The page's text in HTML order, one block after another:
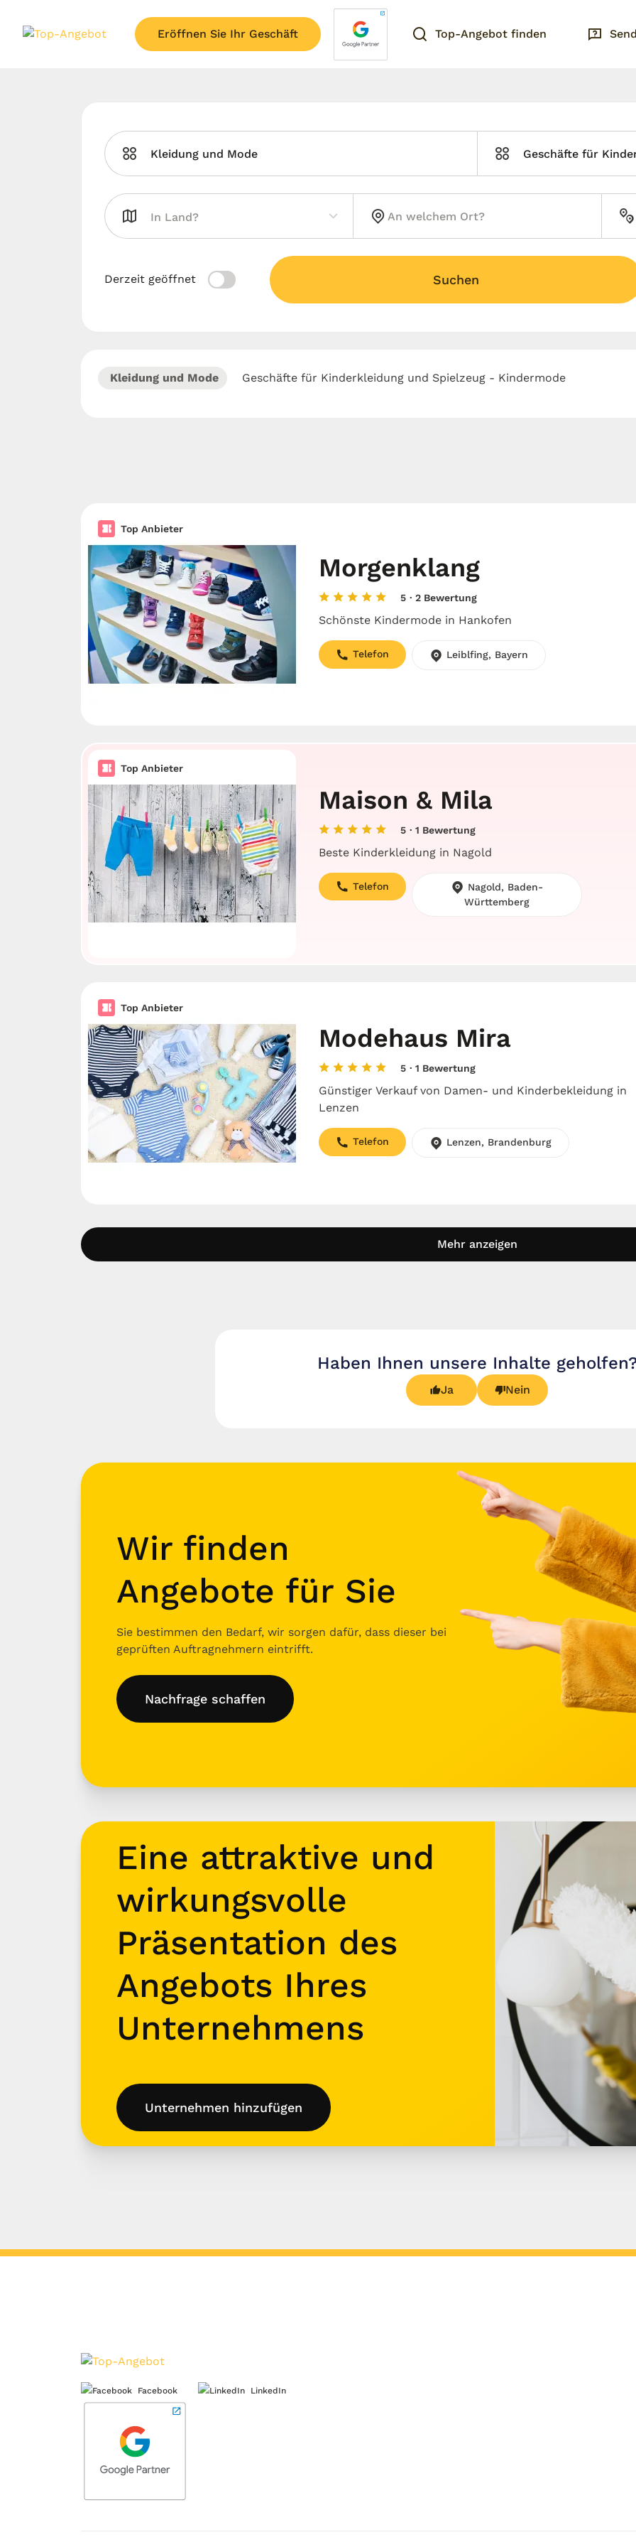
Eröffnen Sie Ihr Geschäft Top-Angebot finden
Kleidung und Mode Geschäfte für
Derzeit geöffnet Suchen
Kleidung und Mode Geschäfte für Kinderkleidung und Spielzeug - Kindermode
Top Anbieter
Morgenklang
5 · 2 Bewertung
Schönste Kindermode in Hankofen
Telefon Leiblfing, Bayern
Top Anbieter
Maison & Mila
5 · 1 Bewertung
Beste Kinderkleidung in Nagold
Telefon
Nagold, Baden-
Württemberg
Top Anbieter
Modehaus Mira
5 · 1 Bewertung
Günstiger Verkauf von Damen- und Kinderbekleidung in
Lenzen
Telefon Lenzen, Brandenburg
Mehr anzeigen
Haben Ihnen unsere Inhalte
Ja Nein
Wir finden
Angebote für Sie
Sie bestimmen den Bedarf, wir sorgen dafür, dass dieser bei
geprüften Auftragnehmern eintrifft.
Nachfrage schaffen
Eine attraktive und
wirkungsvolle
Präsentation des
Angebots Ihres
Unternehmens
Unternehmen hinzufügen
Facebook LinkedIn